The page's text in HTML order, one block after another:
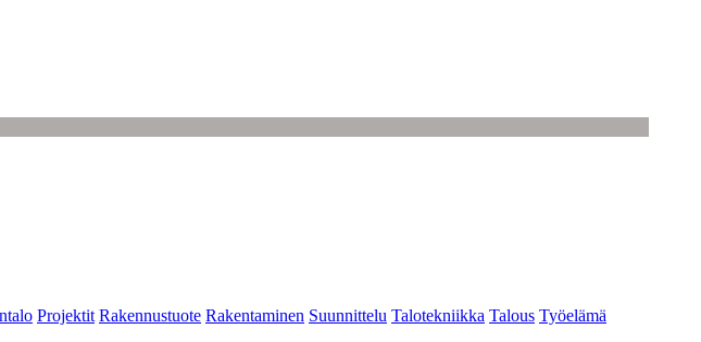
Projektit Rakennustuote Rakentaminen Suunnittelu Talotekniikka Talous Työelämä